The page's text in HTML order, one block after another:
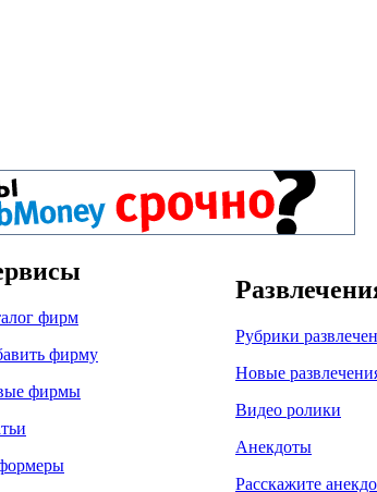
фирм
фирму
фирмы
Рубрики
Новые
Видео ролики
Анекдоты
Расскажите